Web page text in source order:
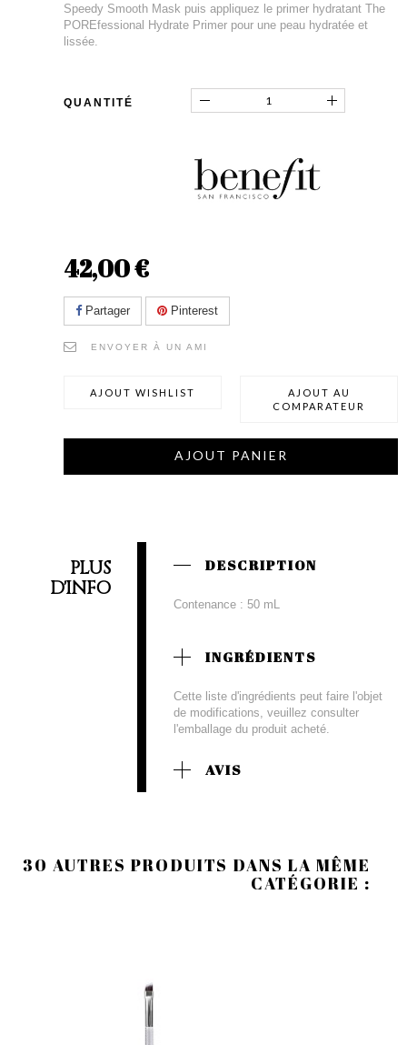
Speedy Smooth Mask puis appliquez le primer hydratant The
POREfessional Hydrate Primer pour une peau hydratée et
lissée.
QUANTITÉ
42,00 €
Partager Pinterest
ENVOYER À UN AMI
AJOUT WISHLIST
AJOUT AU
COMPARATEUR
AJOUT PANIER
PLUS
D'INFO
DESCRIPTION
Contenance : 50 mL
INGRÉDIENTS
Cette liste d'ingrédients peut faire l'objet
de modifications, veuillez consulter
l'emballage du produit acheté.
AVIS
30 AUTRES PRODUITS DANS LA MÊME
CATÉGORIE :